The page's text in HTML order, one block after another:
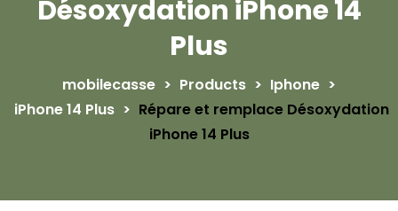
Désoxydation iPhone 14
Plus
mobilecasse > Products > Iphone >
iPhone 14 Plus > Répare et remplace Désoxydation
iPhone 14 Plus